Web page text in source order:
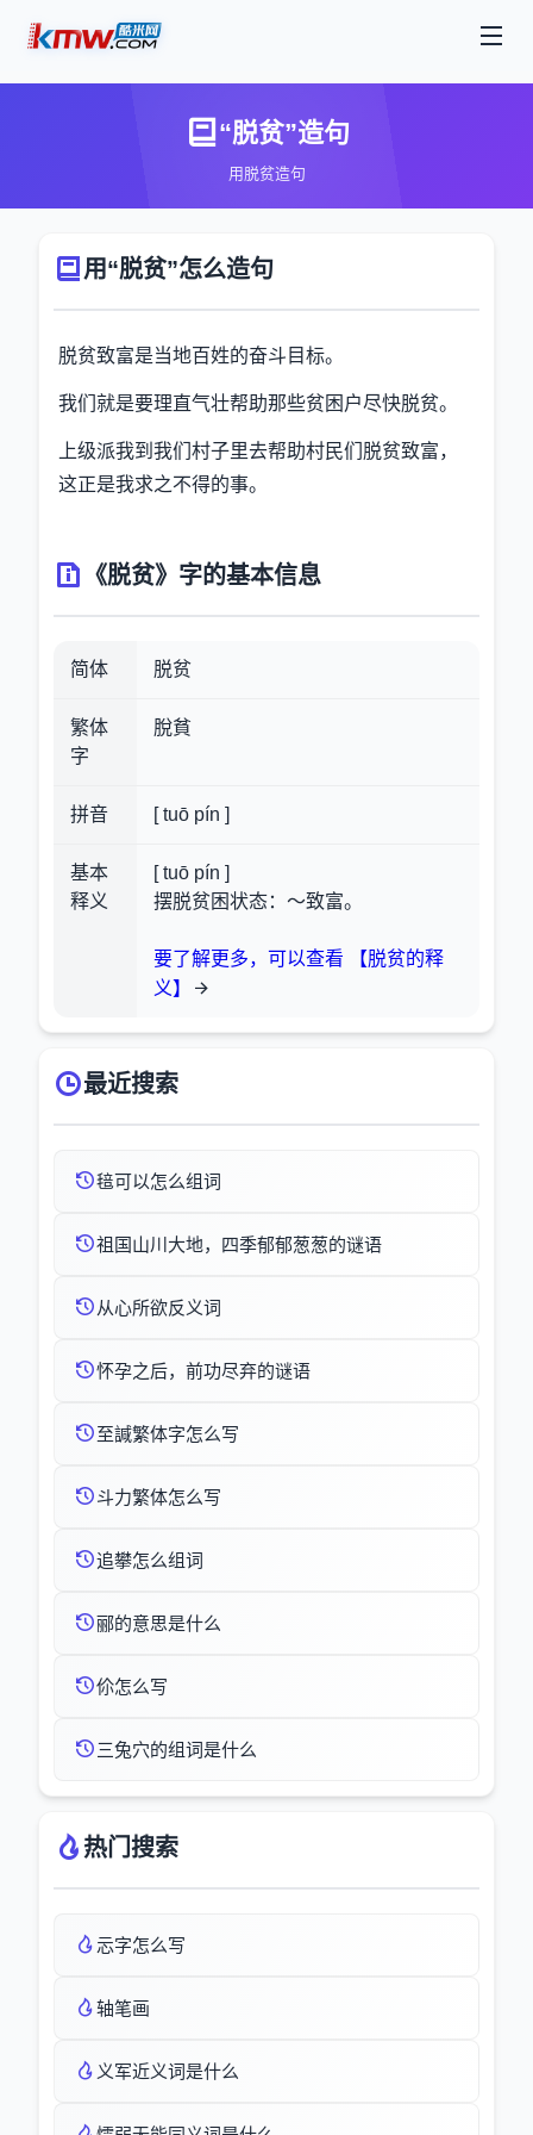
“脱贫”造句
用脱贫造句
用“脱贫”怎么造句
脱贫致富是当地百姓的奋斗目标。
我们就是要理直气壮帮助那些贫困户尽快脱贫。
上级派我到我们村子里去帮助村民们脱贫致富，
这正是我求之不得的事。
《脱贫》字的基本信息
简体 脱贫
繁体
字
脫貧
拼音 [ tuō pín ]
基本
释义
[ tuō pín ]
摆脱贫困状态：～致富。
要了解更多，可以查看 【脱贫的释
义】
最近搜索
毰可以怎么组词
祖国山川大地，四季郁郁葱葱的谜语
从心所欲反义词
怀孕之后，前功尽弃的谜语
至諴繁体字怎么写
斗力繁体怎么写
追攀怎么组词
郦的意思是什么
伱怎么写
三兔穴的组词是什么
热门搜索
忈字怎么写
轴笔画
义军近义词是什么